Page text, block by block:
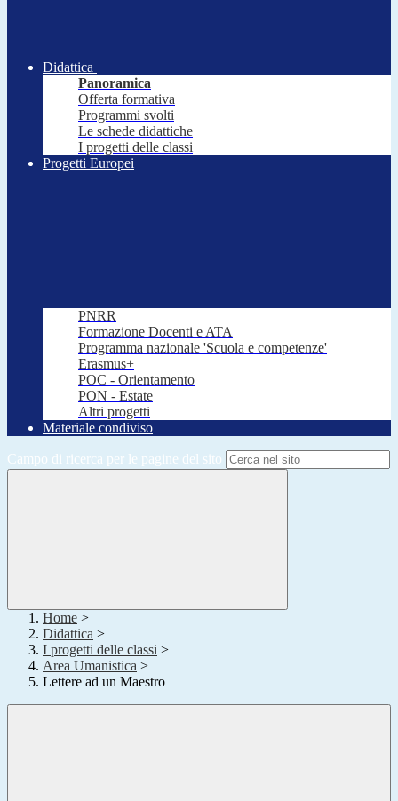
Didattica
Panoramica
Offerta formativa
Programmi svolti
Le schede didattiche
I progetti delle classi
Progetti Europei
PNRR
Formazione Docenti e ATA
Programma nazionale 'Scuola e competenze'
Erasmus+
POC - Orientamento
PON - Estate
Altri progetti
Materiale condiviso
Campo di ricerca per le pagine del sito
Home >
Didattica >
I progetti delle classi >
Area Umanistica >
Lettere ad un Maestro